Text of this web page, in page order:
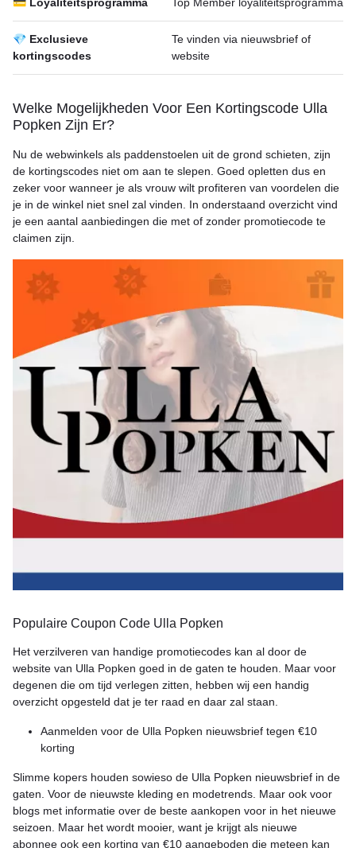
💎 Exclusieve
kortingscodes
Te vinden via nieuwsbrief of
website
Welke Mogelijkheden Voor Een Kortingscode Ulla
Popken Zijn Er?
Nu de webwinkels als paddenstoelen uit de grond schieten, zijn
de kortingscodes niet om aan te slepen. Goed opletten dus en
zeker voor wanneer je als vrouw wilt profiteren van voordelen die
je in de winkel niet snel zal vinden. In onderstaand overzicht vind
je een aantal aanbiedingen die met of zonder promotiecode te
claimen zijn.
Populaire Coupon Code Ulla Popken
Het verzilveren van handige promotiecodes kan al door de
website van Ulla Popken goed in de gaten te houden. Maar voor
degenen die om tijd verlegen zitten, hebben wij een handig
overzicht opgesteld dat je ter raad en daar zal staan.
Aanmelden voor de Ulla Popken nieuwsbrief tegen €10
korting
Slimme kopers houden sowieso de Ulla Popken nieuwsbrief in de
gaten. Voor de nieuwste kleding en modetrends. Maar ook voor
blogs met informatie over de beste aankopen voor in het nieuwe
seizoen. Maar het wordt mooier, want je krijgt als nieuwe
abonnee ook een korting van €10 aangeboden die meteen kan